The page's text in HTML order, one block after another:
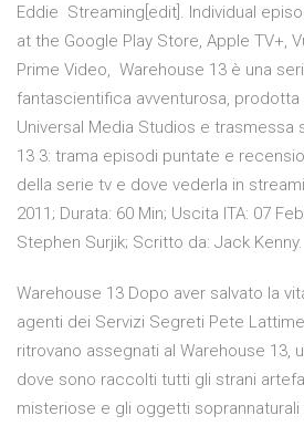
Eddie Streaming[edit]. Individual
at the Google Play Store, Apple TV+,
Prime Video, Warehouse 13 è una
fantascientifica avventurosa, prodotta
Universal Media Studios e trasmessa
13 3: trama episodi puntate e
della serie tv e dove vederla in
2011; Durata: 60 Min; Uscita ITA: 07
Stephen Surjik; Scritto da: Jack Kenny.
Warehouse 13 Dopo aver salvato la
agenti dei Servizi Segreti Pete
ritrovano assegnati al Warehouse 13,
dove sono raccolti tutti gli strani
misteriose e gli oggetti